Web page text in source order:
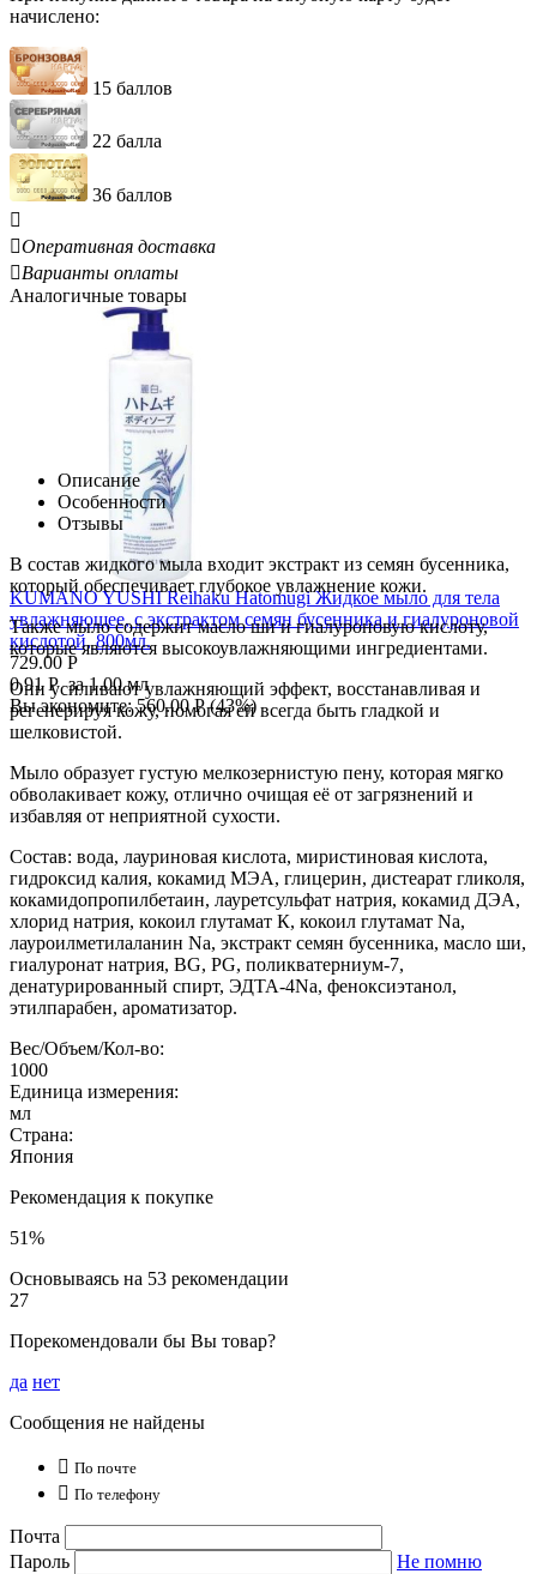
начислено:
15 баллов
22 балла
36 баллов

Оперативная доставка
Варианты оплаты
Аналогичные товары
KUMANO YUSHI Reihaku Hatomugi Жидкое мыло для тела
увлажняющее, с экстрактом семян бусенника и гиалуроновой
кислотой, 800мл.
729.00 Р
0.91 Рза 1.00 мл
Вы экономите:560.00 Р(43%)
Описание
Особенности
Отзывы
В состав жидкого мыла входит экстракт из семян бусенника,
который обеспечивает глубокое увлажнение кожи.
Также мыло содержит масло ши и гиалуроновую кислоту,
которые являются высокоувлажняющими ингредиентами.
Они усиливают увлажняющий эффект, восстанавливая и
регенерируя кожу, помогая ей всегда быть гладкой и
шелковистой.
Мыло образует густую мелкозернистую пену, которая мягко
обволакивает кожу, отлично очищая её от загрязнений и
избавляя от неприятной сухости.
Состав: вода, лауриновая кислота, миристиновая кислота,
гидроксид калия, кокамид МЭА, глицерин, дистеарат гликоля,
кокамидопропилбетаин, лауретсульфат натрия, кокамид ДЭА,
хлорид натрия, кокоил глутамат К, кокоил глутамат Na,
лауроилметилаланин Na, экстракт семян бусенника, масло ши,
гиалуронат натрия, BG, PG, поликватерниум-7,
денатурированный спирт, ЭДТА-4Na, феноксиэтанол,
этилпарабен, ароматизатор.
Вес/Объем/Кол-во:
1000
Единица измерения:
мл
Страна:
Япония
Рекомендация к покупке
51%
Основываясь на 53 рекомендации
27
Порекомендовали бы Вы товар?
да нет
Сообщения не найдены
 По почте
 По телефону
Почта
Пароль
Не помню